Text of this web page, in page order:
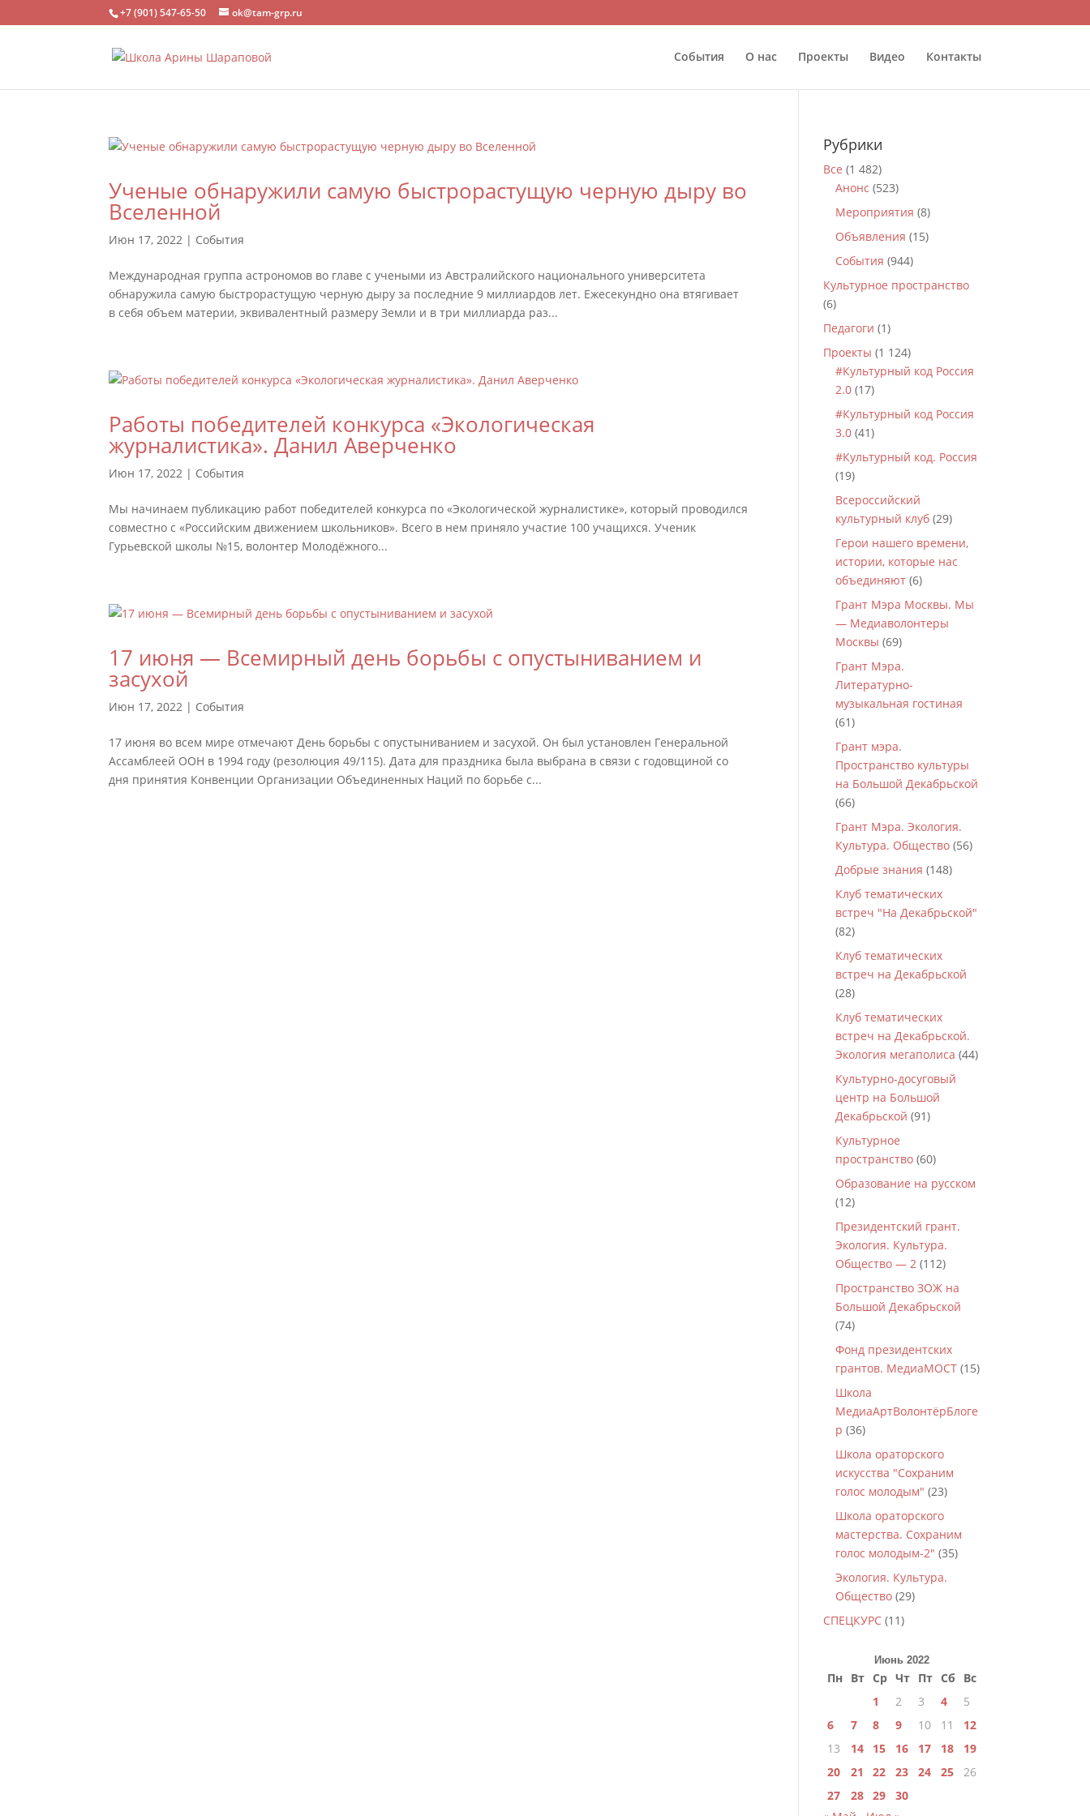
+7 (901) 547-65-50 ok@tam-grp.ru
События О нас Проекты Видео Контакты
Ученые обнаружили самую быстрорастущую черную дыру во
Вселенной
Июн 17, 2022 | События
Международная группа астрономов во главе с учеными из Австралийского национального университета
обнаружила самую быстрорастущую черную дыру за последние 9 миллиардов лет. Ежесекундно она втягивает
в себя объем материи, эквивалентный размеру Земли и в три миллиарда раз...
Работы победителей конкурса «Экологическая
журналистика». Данил Аверченко
Июн 17, 2022 | События
Мы начинаем публикацию работ победителей конкурса по «Экологической журналистике», который проводился
совместно с «Российским движением школьников». Всего в нем приняло участие 100 учащихся. Ученик
Гурьевской школы №15, волонтер Молодёжного...
17 июня — Всемирный день борьбы с опустыниванием и
засухой
Июн 17, 2022 | События
17 июня во всем мире отмечают День борьбы с опустыниванием и засухой. Он был установлен Генеральной
Ассамблеей ООН в 1994 году (резолюция 49/115). Дата для праздника была выбрана в связи с годовщиной со
дня принятия Конвенции Организации Объединенных Наций по борьбе с...
Рубрики
Все (1 482)
Анонс (523)
Мероприятия (8)
Объявления (15)
События (944)
Культурное пространство
(6)
Педагоги (1)
Проекты (1 124)
#Культурный код Россия
2.0 (17)
#Культурный код Россия
3.0 (41)
#Культурный код. Россия
(19)
Всероссийский
культурный клуб (29)
Герои нашего времени,
истории, которые нас
объединяют (6)
Грант Мэра Москвы. Мы
— Медиаволонтеры
Москвы (69)
Грант Мэра.
Литературно-
музыкальная гостиная
(61)
Грант мэра.
Пространство культуры
на Большой Декабрьской
(66)
Грант Мэра. Экология.
Культура. Общество (56)
Добрые знания (148)
Клуб тематических
встреч "На Декабрьской"
(82)
Клуб тематических
встреч на Декабрьской
(28)
Клуб тематических
встреч на Декабрьской.
Экология мегаполиса (44)
Культурно-досуговый
центр на Большой
Декабрьской (91)
Культурное
пространство (60)
Образование на русском
(12)
Президентский грант.
Экология. Культура.
Общество — 2 (112)
Пространство ЗОЖ на
Большой Декабрьской
(74)
Фонд президентских
грантов. МедиаМОСТ (15)
Школа
МедиаАртВолонтёрБлоге
р (36)
Школа ораторского
искусства "Сохраним
голос молодым" (23)
Школа ораторского
мастерства. Сохраним
голос молодым-2" (35)
Экология. Культура.
Общество (29)
СПЕЦКУРС (11)
Июнь 2022
Пн Вт Ср Чт Пт Сб
Вс
1
2 3 4
5
6
7 8 9 10 11
12
13
14 15 16 17 18
19
20
21 22 23 24 25
26
27
28 29
30